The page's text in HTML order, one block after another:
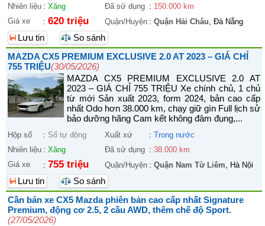
Nhiên liệu : Xăng Đã sử dụng : 150.000 km
Giá xe
: 620 triệu Quận/Huyện : Quận Hải Châu, Đà Nẵng
Lưu tin
So sánh
MAZDA CX5 PREMIUM EXCLUSIVE 2.0 AT 2023 – GIÁ CHỈ
755 TRIỆU(30/05/2026)
MAZDA CX5 PREMIUM EXCLUSIVE 2.0 AT
2023 – GIÁ CHỈ 755 TRIỆU Xe chính chủ, 1 chủ
từ mới Sản xuất 2023, form 2024, bản cao cấp
nhất Odo hơn 38.000 km, chạy giữ gìn Full lịch sử
bảo dưỡng hãng Cam kết không đâm đụng,...
Hộp số : Số tự động Xuất xứ : Trong nước
Nhiên liệu : Xăng Đã sử dụng : 38.000 km
Giá xe
: 755 triệu Quận/Huyện : Quận Nam Từ Liêm, Hà Nội
Lưu tin
So sánh
Cần bán xe CX5 Mazda phiên bản cao cấp nhất Signature
Premium, động cơ 2.5, 2 cầu AWD, thêm chế độ Sport.
(27/05/2026)